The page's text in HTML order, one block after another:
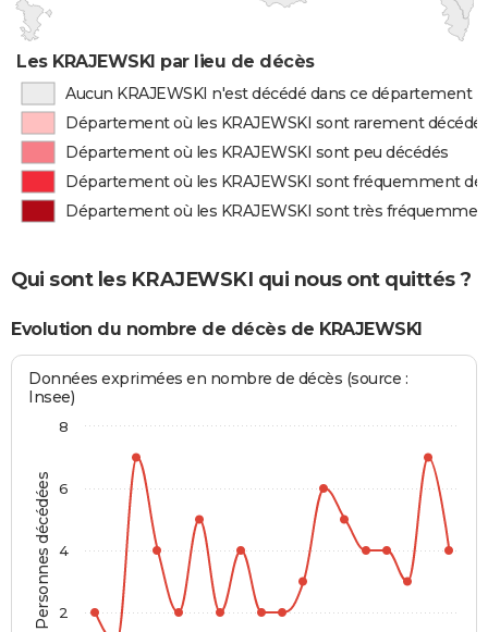
Les KRAJEWSKI par lieu de décès
Aucun KRAJEWSKI n'est décédé dans ce département
Département où les KRAJEWSKI sont rarement
Département où les KRAJEWSKI sont peu décédés
Département où les KRAJEWSKI sont fréquemment
Département où les KRAJEWSKI sont très
Qui sont les KRAJEWSKI qui nous ont quittés ?
Evolution du nombre de décès de KRAJEWSKI
Personnes décédées
Données exprimées en nombre de décès (source :
Insee)
2
4
6
8